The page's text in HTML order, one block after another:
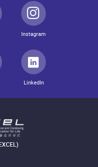
Instagram
LinkedIn